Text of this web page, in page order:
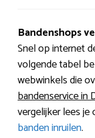
Bandenshops
Snel op internet
volgende tabel
webwinkels die
bandenservice in
vergelijker lees
banden inruilen.